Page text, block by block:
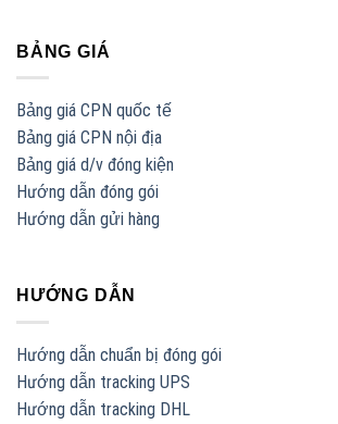
BẢNG GIÁ
Bảng giá CPN quốc tế
Bảng giá CPN nội địa
Bảng giá d/v đóng kiện
Hướng dẫn đóng gói
Hướng dẫn gửi hàng
HƯỚNG DẪN
Hướng dẫn chuẩn bị đóng gói
Hướng dẫn tracking UPS
Hướng dẫn tracking DHL